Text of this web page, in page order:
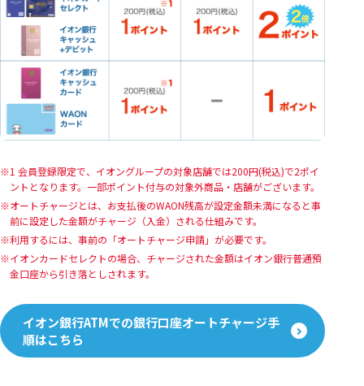
1 会員登録限定で、イオングループの対象店舗では200円(税込)で2ポイ
ントとなります。一部ポイント付与の対象外商品・店舗がございます。
オートチャージとは、お支払後のWAON残高が設定金額未満になると事
前に設定した金額がチャージ（入金）される仕組みです。
利用するには、事前の「オートチャージ申請」が必要です。
イオンカードセレクトの場合、チャージされた金額はイオン銀行普通預
金口座から引き落としされます。
イオン銀行ATMでの銀行口座オートチャージ手
順はこちら